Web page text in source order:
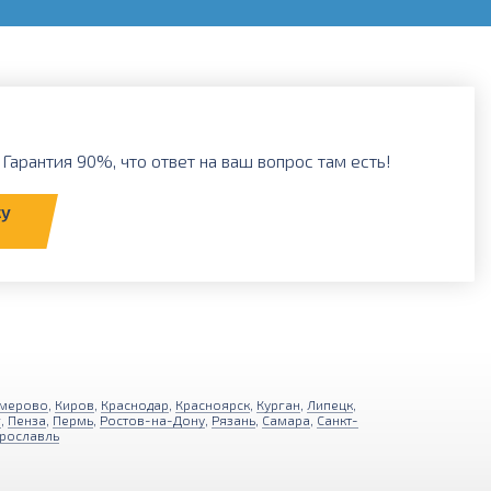
90%, что ответ на ваш вопрос там есть!
Киров Краснодар Красноярск Курган Липецк
Пенза Пермь Ростов-на-Дону Рязань Самара Санкт-